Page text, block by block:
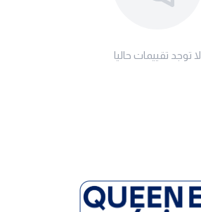
لا توجد تقييمات حاليا